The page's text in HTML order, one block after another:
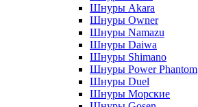
Шнуры Akara
Шнуры Owner
Шнуры Namazu
Шнуры Daiwa
Шнуры Shimano
Шнуры Power Phantom
Шнуры Duel
Шнуры Морские